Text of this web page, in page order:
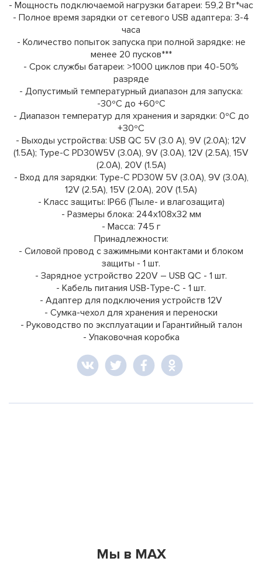
- Мощность подключаемой нагрузки батареи: 59,2 Вт*час
- Полное время зарядки от сетевого USB адаптера: 3-4
часа
- Количество попыток запуска при полной зарядке: не
менее 20 пусков***
- Срок службы батареи: >1000 циклов при 40-50%
разряде
- Допустимый температурный диапазон для запуска:
-30ºС до +60ºС
- Диапазон температур для хранения и зарядки: 0ºС до
+30ºС
- Выходы устройства: USB QC 5V (3.0 А), 9V (2.0A); 12V
(1.5A); Type-C PD30W5V (3.0А), 9V (3.0А), 12V (2.5A), 15V
(2.0A), 20V (1.5A)
- Вход для зарядки: Type-C PD30W 5V (3.0А), 9V (3.0А),
12V (2.5A), 15V (2.0A), 20V (1.5A)
- Класс защиты: IP66 (Пыле- и влагозащита)
- Размеры блока: 244x108x32 мм
- Масса: 745 г
Принадлежности:
- Силовой провод с зажимными контактами и блоком
защиты - 1 шт.
- Зарядное устройство 220V – USB QC - 1 шт.
- Кабель питания USB-Type-C - 1 шт.
- Адаптер для подключения устройств 12V
- Cумка-чехол для хранения и переноски
- Руководство по эксплуатации и Гарантийный талон
- Упаковочная коробка
Мы в MAX